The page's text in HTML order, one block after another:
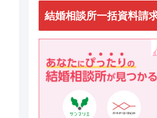
結婚相談所一括資料請